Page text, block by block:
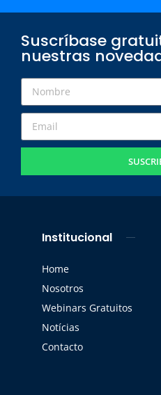
Suscríbase
nuestras
Institucional
Home
Nosotros
Webinars Gratuitos
Notícias
Contacto